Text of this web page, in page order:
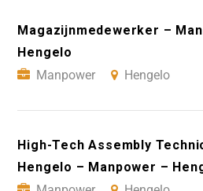
Magazijnmedewerker –
Hengelo
Manpower
Hengelo
High-Tech Assembly
Hengelo – Manpower –